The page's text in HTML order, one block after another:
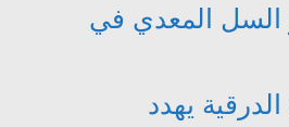
السل المعدي في
يهدد